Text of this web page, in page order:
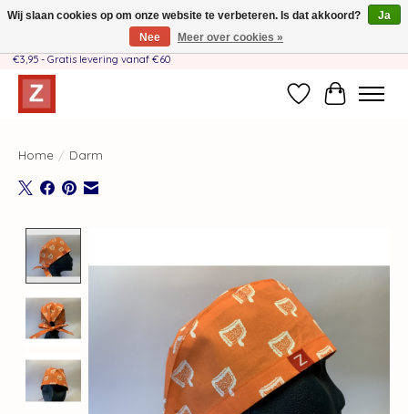
Handgemaakt door moeder-dochterteam❤️ - Verzendkosten BE & NL SLECHTS
€3,95 - Gratis levering vanaf €60
Verlanglijst
Home / Darm
Wij slaan cookies op om onze website te verbeteren. Is dat akkoord?
Ja
Nee
Meer over cookies »